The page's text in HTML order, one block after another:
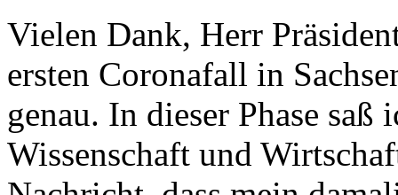
Vielen Dank, Herr
ersten Coronafall in
genau. In dieser Phase
Wissenschaft und